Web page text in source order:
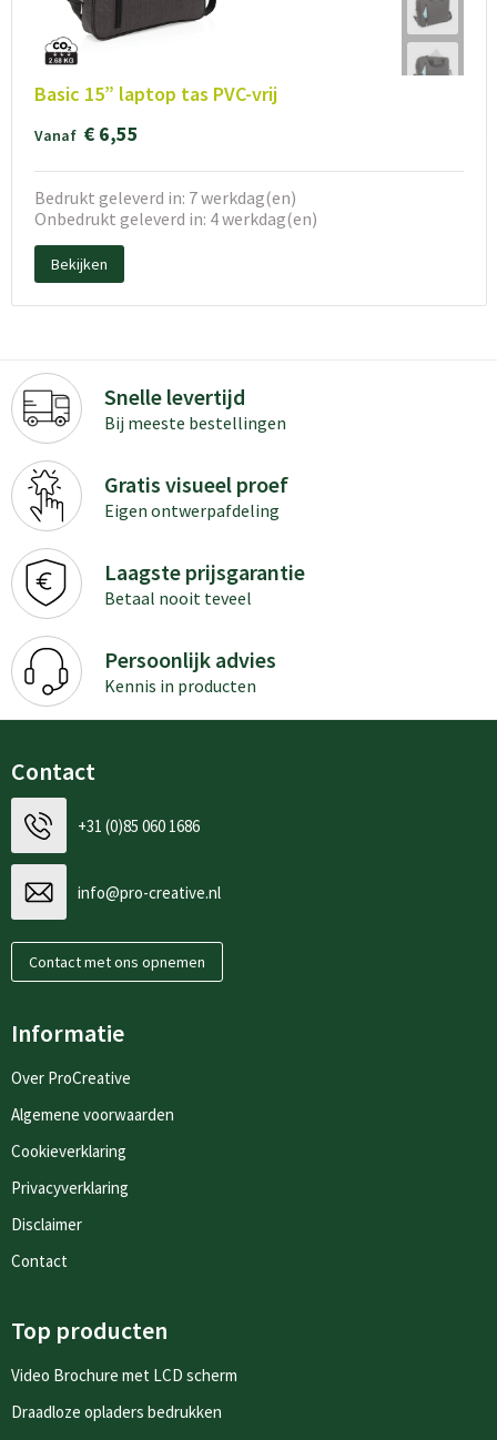
Basic 15” laptop tas PVC-vrij
Vanaf € 6,55
Bedrukt geleverd in: 7 werkdag(en)
Onbedrukt geleverd in: 4 werkdag(en)
Bekijken
Snelle levertijd
Bij meeste bestellingen
Gratis visueel proef
Eigen ontwerpafdeling
Laagste prijsgarantie
Betaal nooit teveel
Persoonlijk advies
Kennis in producten
Contact
+31 (0)85 060 1686
info@pro-creative.nl
Contact met ons opnemen
Informatie
Over ProCreative
Algemene voorwaarden
Cookieverklaring
Privacyverklaring
Disclaimer
Contact
Top producten
Video Brochure met LCD scherm
Draadloze opladers bedrukken